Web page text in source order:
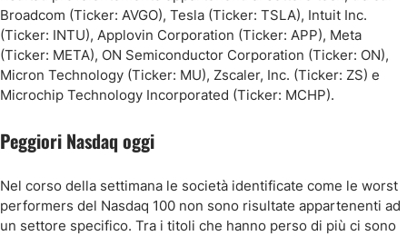
Broadcom (Ticker: AVGO), Tesla (Ticker: TSLA), Intuit Inc.
(Ticker: INTU), Applovin Corporation (Ticker: APP), Meta
(Ticker: META), ON Semiconductor Corporation (Ticker: ON),
Micron Technology (Ticker: MU), Zscaler, Inc. (Ticker: ZS) e
Microchip Technology Incorporated (Ticker: MCHP).
Peggiori Nasdaq oggi
Nel corso della settimana le società identificate come le worst
performers del Nasdaq 100 non sono risultate appartenenti ad
un settore specifico. Tra i titoli che hanno perso di più ci sono